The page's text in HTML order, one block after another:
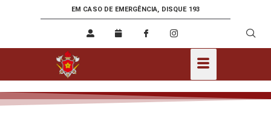
EM CASO DE EMERGÊNCIA, DISQUE 193